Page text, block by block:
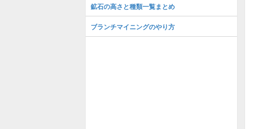
鉱石の高さと種類一覧まとめ
ブランチマイニングのやり方